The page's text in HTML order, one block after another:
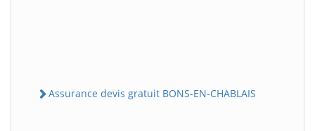
Assurance devis gratuit BONS-EN-CHABLAIS